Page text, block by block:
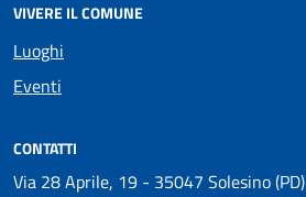
VIVERE IL COMUNE
Luoghi
Eventi
CONTATTI
Via 28 Aprile, 19 - 35047 Solesino (PD)